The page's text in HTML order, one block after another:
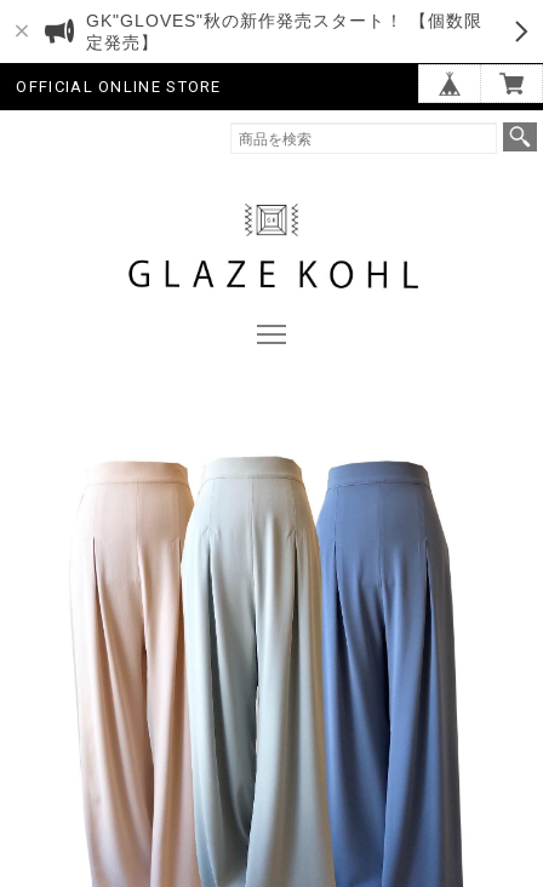
GK"GLOVES"秋の新作発売スタート！ 【個数限
定発売】
OFFICIAL ONLINE STORE